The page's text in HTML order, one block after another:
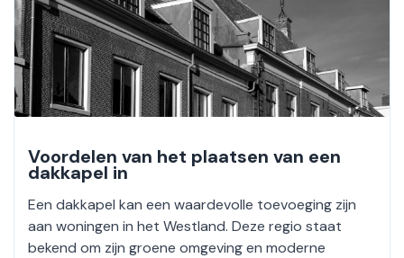
Voordelen van het plaatsen van een
dakkapel in
Een dakkapel kan een waardevolle toevoeging zijn
aan woningen in het Westland. Deze regio staat
bekend om zijn groene omgeving en moderne